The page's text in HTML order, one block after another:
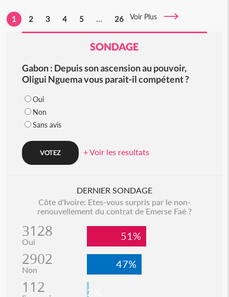
1 2 3 4 5 ... 26 Voir Plus
SONDAGE
Gabon : Depuis son ascension au pouvoir,
Oligui Nguema vous parait-il compétent ?
Oui
Non
Sans avis
+ Voir les resultats
DERNIER SONDAGE
Côte d'Ivoire: Etes-vous surpris par le non-
renouvellement du contrat de Emerse Faé ?
3128
Oui 51%
2902
Non 47%
112 2%